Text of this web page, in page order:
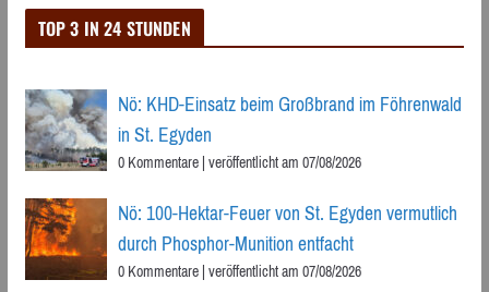
TOP 3 IN 24 STUNDEN
Nö: KHD-Einsatz beim Großbrand im Föhrenwald
in St. Egyden
0 Kommentare|veröffentlicht am 07/08/2026
Nö: 100-Hektar-Feuer von St. Egyden vermutlich
durch Phosphor-Munition entfacht
0 Kommentare|veröffentlicht am 07/08/2026